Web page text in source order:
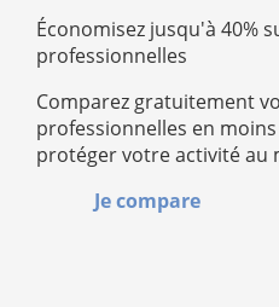
Économisez jusqu'à 40%
professionnelles
Comparez gratuitement
professionnelles en
protéger votre activité au
Je compare